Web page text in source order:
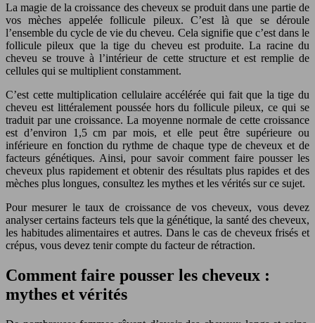
La magie de la croissance des cheveux se produit dans une partie de
vos mèches appelée follicule pileux. C’est là que se déroule
l’ensemble du cycle de vie du cheveu. Cela signifie que c’est dans le
follicule pileux que la tige du cheveu est produite. La racine du
cheveu se trouve à l’intérieur de cette structure et est remplie de
cellules qui se multiplient constamment.
C’est cette multiplication cellulaire accélérée qui fait que la tige du
cheveu est littéralement poussée hors du follicule pileux, ce qui se
traduit par une croissance. La moyenne normale de cette croissance
est d’environ 1,5 cm par mois, et elle peut être supérieure ou
inférieure en fonction du rythme de chaque type de cheveux et de
facteurs génétiques. Ainsi, pour savoir comment faire pousser les
cheveux plus rapidement et obtenir des résultats plus rapides et des
mèches plus longues, consultez les mythes et les vérités sur ce sujet.
Pour mesurer le taux de croissance de vos cheveux, vous devez
analyser certains facteurs tels que la génétique, la santé des cheveux,
les habitudes alimentaires et autres. Dans le cas de cheveux frisés et
crépus, vous devez tenir compte du facteur de rétraction.
Comment faire pousser les cheveux :
mythes et vérités